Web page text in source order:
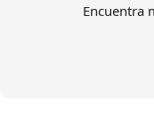
Encuentra